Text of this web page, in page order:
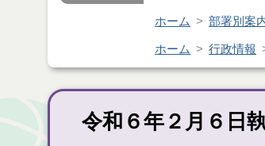
ホーム 部署別案
ホーム 行政情報
令和６年２月６日